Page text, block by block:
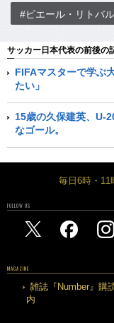
#ピエール・リトバ
サッカー日本代表の前後の
FIFAマスターで学ぶ
たい」
15歳の久保建英、U-
なゴール。
毎日6時・11
FOLLOW US
MAGAZINE
雑誌『Number』購
内